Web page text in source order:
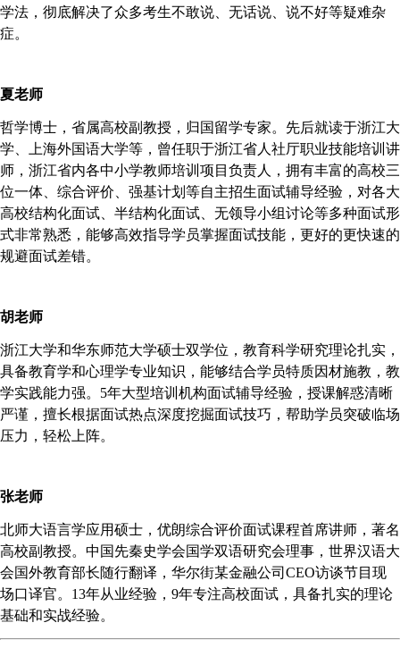
学法，彻底解决了众多考生不敢说、无话说、说不好等疑难杂
症。
夏老师
哲学博士，省属高校副教授，归国留学专家。先后就读于浙江大
学、上海外国语大学等，曾任职于浙江省人社厅职业技能培训讲
师，浙江省内各中小学教师培训项目负责人，拥有丰富的高校三
位一体、综合评价、强基计划等自主招生面试辅导经验，对各大
高校结构化面试、半结构化面试、无领导小组讨论等多种面试形
式非常熟悉，能够高效指导学员掌握面试技能，更好的更快速的
规避面试差错。
胡老师
浙江大学和华东师范大学硕士双学位， 教育科学研究理论扎实，
具备教育学和心理学专业知识，能够结合学员特质因材施教，教
学实践能力强。 5年大型培训机构面试辅导经验，授课解惑清晰
严谨，擅长根据面试热点深度挖掘面试技巧，帮助学员突破临场
压力，轻松上阵。
张老师
北师大语言学应用硕士，优朗综合评价面试课程首席讲师，著名
高校副教授。中国先秦史学会国学双语研究会理事，世界汉语大
会国外教育部长随行翻译，华尔街某金融公司 CEO访谈节目现
场口译官。13年从业经验，9年专注高校面试，具备扎实的理论
基础和实战经验。